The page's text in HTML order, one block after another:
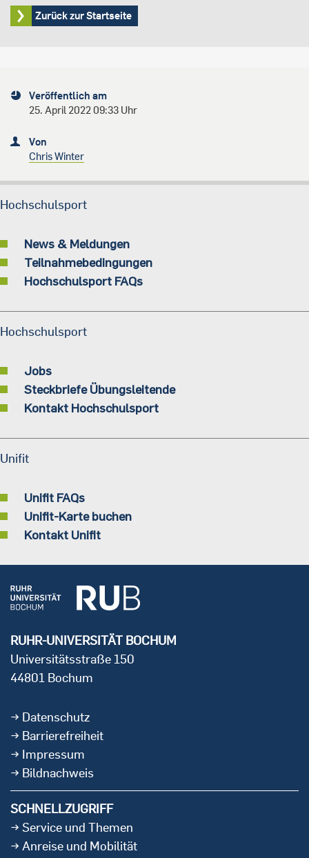
Zurück zur Startseite
Veröffentlich am
25. April 2022 09:33 Uhr
Von
Chris Winter
Hochschulsport
News & Meldungen
Teilnahmebedingungen
Hochschulsport FAQs
Hochschulsport
Jobs
Steckbriefe Übungsleitende
Kontakt Hochschulsport
Unifit
Unifit FAQs
Unifit-Karte buchen
Kontakt Unifit
RUHR-UNIVERSITÄT BOCHUM
Universitätsstraße 150
44801 Bochum
Datenschutz
Barrierefreiheit
Impressum
Bildnachweis
SCHNELLZUGRIFF
Service und Themen
Anreise und Mobilität